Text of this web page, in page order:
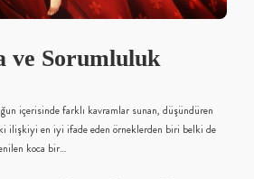
ve Sorumluluk
içerisinde farklı kavramlar sunan, düşündüren
ilişkiyi en iyi ifade eden örneklerden biri belki de
koca bir…